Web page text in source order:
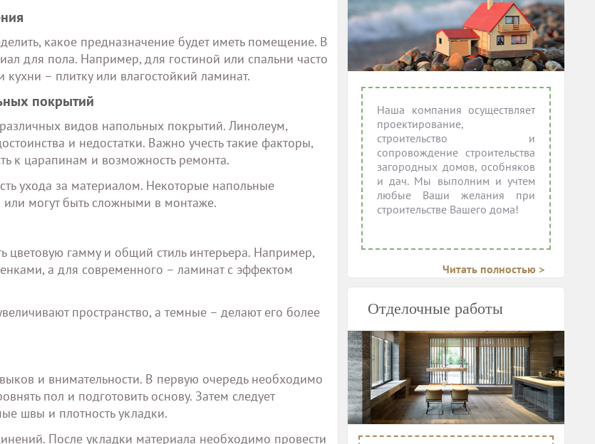
какое предназначение будет иметь помещение. В
для пола. Например, для гостиной или спальни часто
– плитку или влагостойкий ламинат.
покрытий
видов напольных покрытий. Линолеум,
и недостатки. Важно учесть такие факторы,
к царапинам и возможность ремонта.
ухода за материалом. Некоторые напольные
или могут быть сложными в монтаже.
гамму и общий стиль интерьера. Например,
а для современного – ламинат с эффектом
пространство, а темные – делают его более
и внимательности. В первую очередь необходимо
пол и подготовить основу. Затем следует
швы и плотность укладки.
После укладки материала необходимо провести
Наша компания осуществляет
проектирование,
строительство и
сопровождение строительства
загородных домов, особняков
и дач. Мы выполним и учтем
любые Ваши желания при
строительстве Вашего дома!
Читать полностью >
Отделочные работы